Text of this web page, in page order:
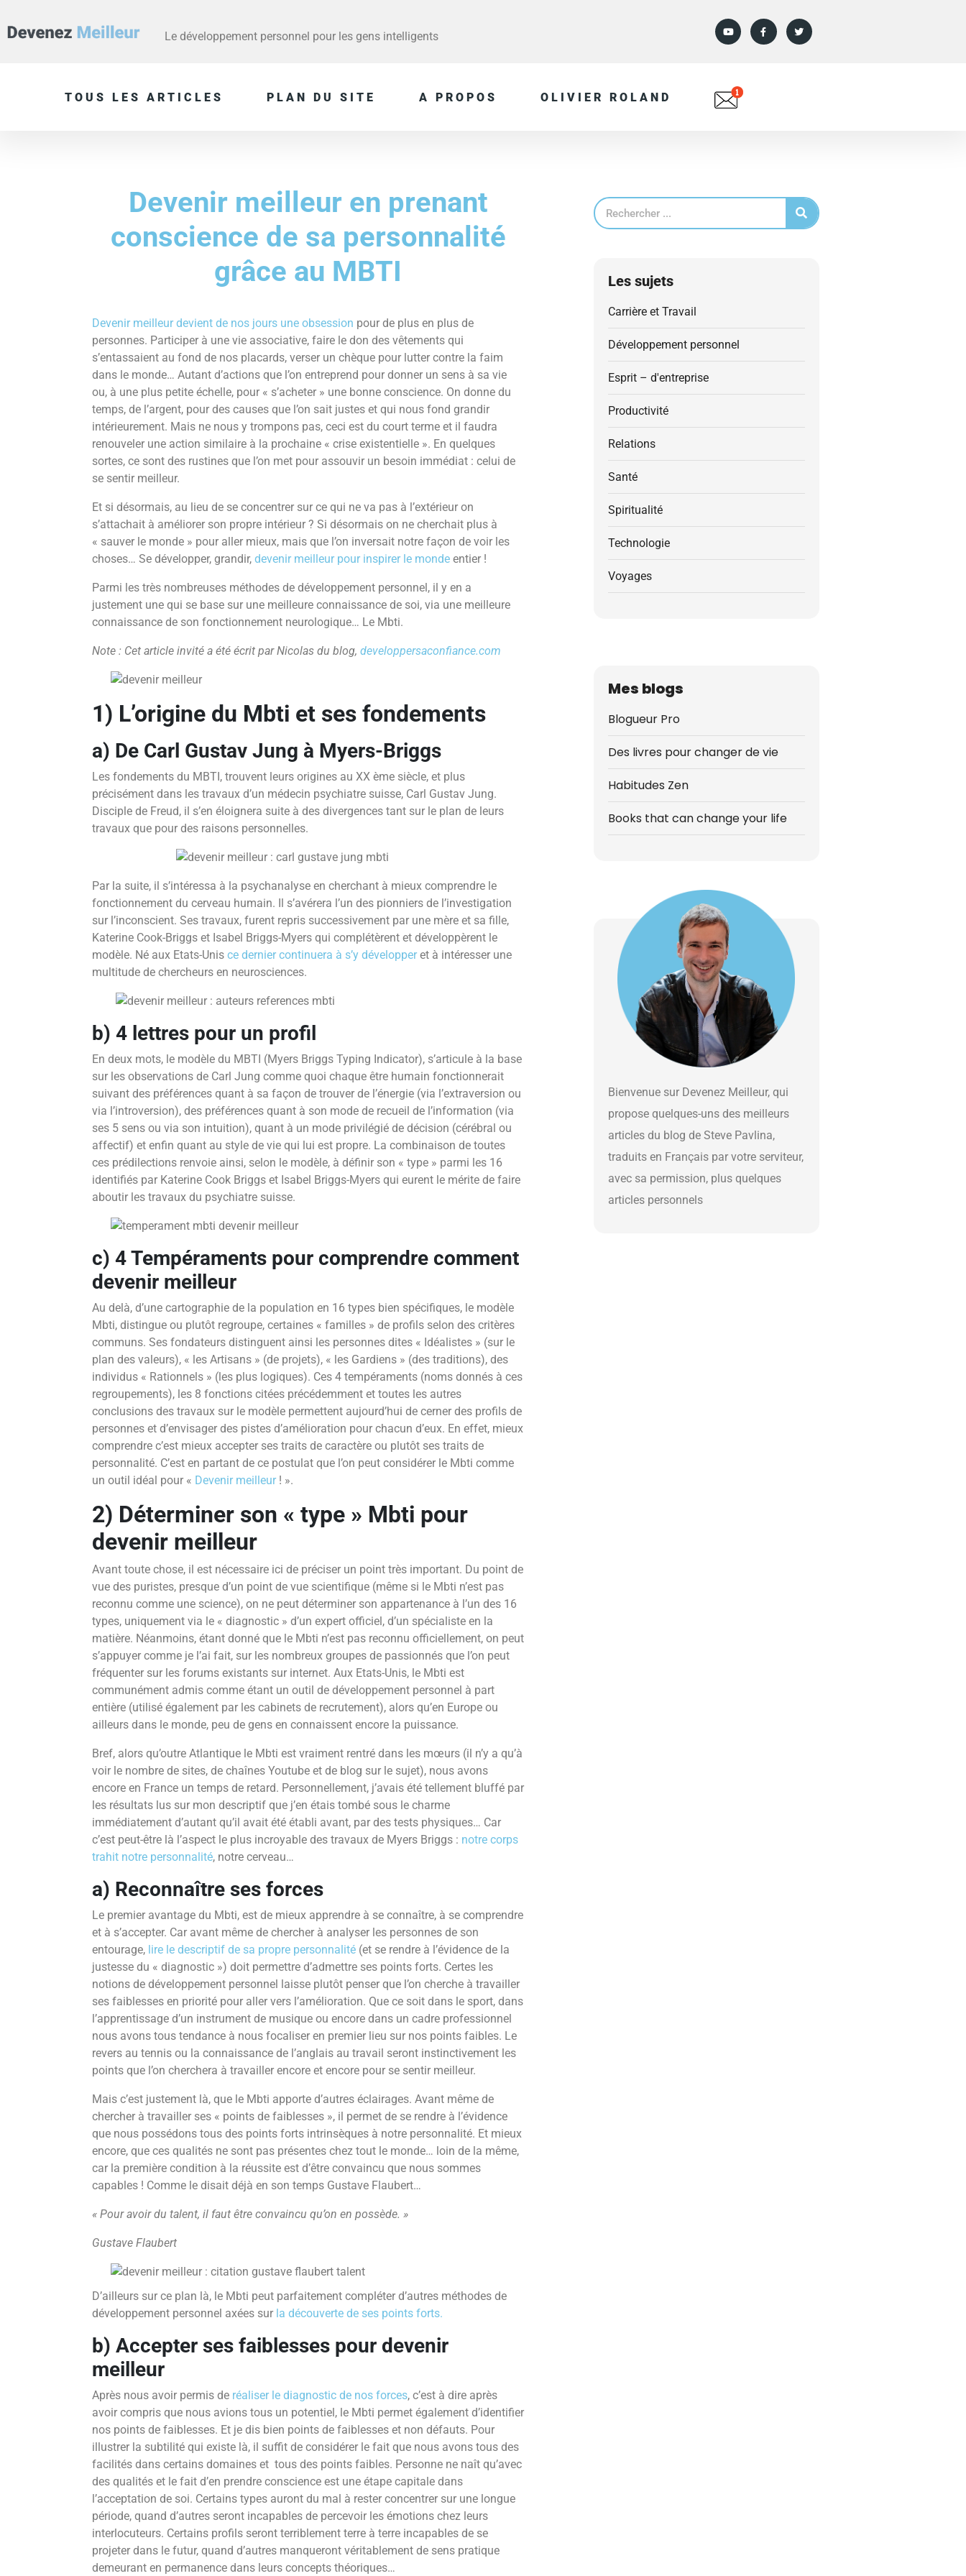
Le développement personnel pour les gens intelligents
TOUS LES ARTICLES PLAN DU SITE A PROPOS OLIVIER ROLAND
Devenir meilleur en prenant
conscience de sa personnalité
grâce au MBTI
Devenir meilleur devient de nos jours une obsession pour de plus en plus de
personnes. Participer à une vie associative, faire le don des vêtements qui
s’entassaient au fond de nos placards, verser un chèque pour lutter contre la faim
dans le monde… Autant d’actions que l’on entreprend pour donner un sens à sa vie
ou, à une plus petite échelle, pour « s’acheter » une bonne conscience. On donne du
temps, de l’argent, pour des causes que l’on sait justes et qui nous fond grandir
intérieurement. Mais ne nous y trompons pas, ceci est du court terme et il faudra
renouveler une action similaire à la prochaine « crise existentielle ». En quelques
sortes, ce sont des rustines que l’on met pour assouvir un besoin immédiat : celui de
se sentir meilleur.
Et si désormais, au lieu de se concentrer sur ce qui ne va pas à l’extérieur on
s’attachait à améliorer son propre intérieur ? Si désormais on ne cherchait plus à
« sauver le monde » pour aller mieux, mais que l’on inversait notre façon de voir les
choses… Se développer, grandir, devenir meilleur pour inspirer le monde entier !
Parmi les très nombreuses méthodes de développement personnel, il y en a
justement une qui se base sur une meilleure connaissance de soi, via une meilleure
connaissance de son fonctionnement neurologique… Le Mbti.
Note : Cet article invité a été écrit par Nicolas du blog, developpersaconfiance.com
1) L’origine du Mbti et ses fondements
a) De Carl Gustav Jung à Myers-Briggs
Les fondements du MBTI, trouvent leurs origines au XX ème siècle, et plus
précisément dans les travaux d’un médecin psychiatre suisse, Carl Gustav Jung.
Disciple de Freud, il s’en éloignera suite à des divergences tant sur le plan de leurs
travaux que pour des raisons personnelles.
Par la suite, il s’intéressa à la psychanalyse en cherchant à mieux comprendre le
fonctionnement du cerveau humain. Il s’avérera l’un des pionniers de l’investigation
sur l’inconscient. Ses travaux, furent repris successivement par une mère et sa fille,
Katerine Cook-Briggs et Isabel Briggs-Myers qui complétèrent et développèrent le
modèle. Né aux Etats-Unis ce dernier continuera à s’y développeret à intéresser une
multitude de chercheurs en neurosciences.
b) 4 lettres pour un profil
En deux mots, le modèle du MBTI (Myers Briggs Typing Indicator), s’articule à la base
sur les observations de Carl Jung comme quoi chaque être humain fonctionnerait
suivant des préférences quant à sa façon de trouver de l’énergie (via l’extraversion ou
via l’introversion), des préférences quant à son mode de recueil de l’information (via
ses 5 sens ou via son intuition), quant à un mode privilégié de décision (cérébral ou
affectif) et enfin quant au style de vie qui lui est propre. La combinaison de toutes
ces prédilections renvoie ainsi, selon le modèle, à définir son « type » parmi les 16
identifiés par Katerine Cook Briggs et Isabel Briggs-Myers qui eurent le mérite de faire
aboutir les travaux du psychiatre suisse.
c) 4 Tempéraments pour comprendre comment
devenir meilleur
Au delà, d’une cartographie de la population en 16 types bien spécifiques, le modèle
Mbti, distingue ou plutôt regroupe, certaines « familles » de profils selon des critères
communs. Ses fondateurs distinguent ainsi les personnes dites « Idéalistes » (sur le
plan des valeurs), « les Artisans » (de projets), « les Gardiens » (des traditions), des
individus « Rationnels » (les plus logiques). Ces 4 tempéraments (noms donnés à ces
regroupements), les 8 fonctions citées précédemment et toutes les autres
conclusions des travaux sur le modèle permettent aujourd’hui de cerner des profils de
personnes et d’envisager des pistes d’amélioration pour chacun d’eux. En effet, mieux
comprendre c’est mieux accepter ses traits de caractère ou plutôt ses traits de
personnalité. C’est en partant de ce postulat que l’on peut considérer le Mbti comme
un outil idéal pour « Devenir meilleur! ».
2) Déterminer son « type » Mbti pour
devenir meilleur
Avant toute chose, il est nécessaire ici de préciser un point très important. Du point de
vue des puristes, presque d’un point de vue scientifique (même si le Mbti n’est pas
reconnu comme une science), on ne peut déterminer son appartenance à l’un des 16
types, uniquement via le « diagnostic » d’un expert officiel, d’un spécialiste en la
matière. Néanmoins, étant donné que le Mbti n’est pas reconnu officiellement, on peut
s’appuyer comme je l’ai fait, sur les nombreux groupes de passionnés que l’on peut
fréquenter sur les forums existants sur internet. Aux Etats-Unis, le Mbti est
communément admis comme étant un outil de développement personnel à part
entière (utilisé également par les cabinets de recrutement), alors qu’en Europe ou
ailleurs dans le monde, peu de gens en connaissent encore la puissance.
Bref, alors qu’outre Atlantique le Mbti est vraiment rentré dans les mœurs (il n’y a qu’à
voir le nombre de sites, de chaînes Youtube et de blog sur le sujet), nous avons
encore en France un temps de retard. Personnellement, j’avais été tellement bluffé par
les résultats lus sur mon descriptif que j’en étais tombé sous le charme
immédiatement d’autant qu’il avait été établi avant, par des tests physiques… Car
c’est peut-être là l’aspect le plus incroyable des travaux de Myers Briggs : notre corps
trahit notre personnalité, notre cerveau…
a) Reconnaître ses forces
Le premier avantage du Mbti, est de mieux apprendre à se connaître, à se comprendre
et à s’accepter. Car avant même de chercher à analyser les personnes de son
entourage, lire le descriptif de sa propre personnalité (et se rendre à l’évidence de la
justesse du « diagnostic ») doit permettre d’admettre ses points forts. Certes les
notions de développement personnel laisse plutôt penser que l’on cherche à travailler
ses faiblesses en priorité pour aller vers l’amélioration. Que ce soit dans le sport, dans
l’apprentissage d’un instrument de musique ou encore dans un cadre professionnel
nous avons tous tendance à nous focaliser en premier lieu sur nos points faibles. Le
revers au tennis ou la connaissance de l’anglais au travail seront instinctivement les
points que l’on cherchera à travailler encore et encore pour se sentir meilleur.
Mais c’est justement là, que le Mbti apporte d’autres éclairages. Avant même de
chercher à travailler ses « points de faiblesses », il permet de se rendre à l’évidence
que nous possédons tous des points forts intrinsèques à notre personnalité. Et mieux
encore, que ces qualités ne sont pas présentes chez tout le monde… loin de la même,
car la première condition à la réussite est d’être convaincu que nous sommes
capables ! Comme le disait déjà en son temps Gustave Flaubert…
« Pour avoir du talent, il faut être convaincu qu’on en possède. »
Gustave Flaubert
D’ailleurs sur ce plan là, le Mbti peut parfaitement compléter d’autres méthodes de
développement personnel axées sur la découverte de ses points forts.
b) Accepter ses faiblesses pour devenir
meilleur
Après nous avoir permis de réaliser le diagnostic de nos forces, c’est à dire après
avoir compris que nous avions tous un potentiel, le Mbti permet également d’identifier
nos points de faiblesses. Et je dis bien points de faiblesses et non défauts. Pour
illustrer la subtilité qui existe là, il suffit de considérer le fait que nous avons tous des
facilités dans certains domaines et tous des points faibles. Personne ne naît qu’avec
des qualités et le fait d’en prendre conscience est une étape capitale dans
l’acceptation de soi. Certains types auront du mal à rester concentrer sur une longue
période, quand d’autres seront incapables de percevoir les émotions chez leurs
interlocuteurs. Certains profils seront terriblement terre à terre incapables de se
projeter dans le futur, quand d’autres manqueront véritablement de sens pratique
demeurant en permanence dans leurs concepts théoriques…
Les sujets
Carrière et Travail
Développement personnel
Esprit – d'entreprise
Productivité
Relations
Santé
Spiritualité
Technologie
Voyages
Mes blogs
Blogueur Pro
Des livres pour changer de vie
Habitudes Zen
Books that can change your life
Bienvenue sur Devenez Meilleur, qui
propose quelques-uns des meilleurs
articles du blog de Steve Pavlina,
traduits en Français par votre serviteur,
avec sa permission, plus quelques
articles personnels